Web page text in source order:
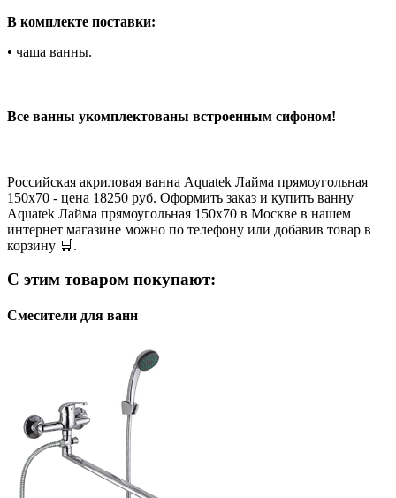
В комплекте поставки:
• чаша ванны.
Все ванны укомплектованы встроенным сифоном!
Российская акриловая ванна Aquatek Лайма прямоугольная
150х70 - цена 18250 руб. Оформить заказ и купить ванну
Aquatek Лайма прямоугольная 150х70 в Москве в нашем
интернет магазине можно по телефону или добавив товар в
корзину 🛒.
С этим товаром покупают:
Смесители для ванн